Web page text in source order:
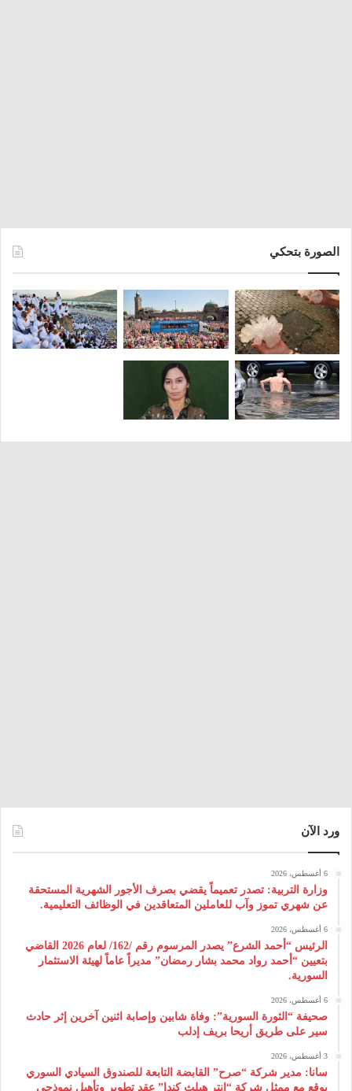
الصورة بتحكي
ورد الآن
6 أغسطس، 2026
وزارة التربية: تصدر تعميماً يقضي بصرف الأجور الشهرية المستحقة
عن شهري تموز وآب للعاملين المتعاقدين في الوظائف التعليمية.
6 أغسطس، 2026
الرئيس “أحمد الشرع” يصدر المرسوم رقم /162/ لعام 2026 ‌القاضي
بتعيين “أحمد رواد محمد بشار رمضان” مديراً عاماً لهيئة ‌الاستثمار
السورية.
6 أغسطس، 2026
صحيفة “الثورة السورية”: وفاة شابين وإصابة اثنين آخرين إثر حادث
سير على طريق أريحا بريف إدلب
3 أغسطس، 2026
سانا: مدير شركة “صرح” القابضة التابعة للصندوق السيادي السوري
يوقع مع ممثل شركة “إنتر هيلث كندا” عقد تطوير وتأهيل نموذجي